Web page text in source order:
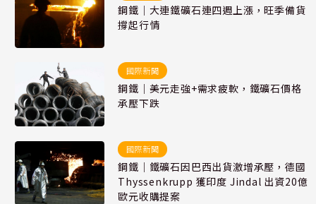
鋼鐵｜大連鐵礦石連四週上漲，旺季備貨
撐起行情
國際新聞
鋼鐵｜美元走強+需求疲軟，鐵礦石價格
承壓下跌
國際新聞
鋼鐵｜鐵礦石因巴西出貨激增承壓，德國
Thyssenkrupp 獲印度 Jindal 出資20億
歐元收購提案